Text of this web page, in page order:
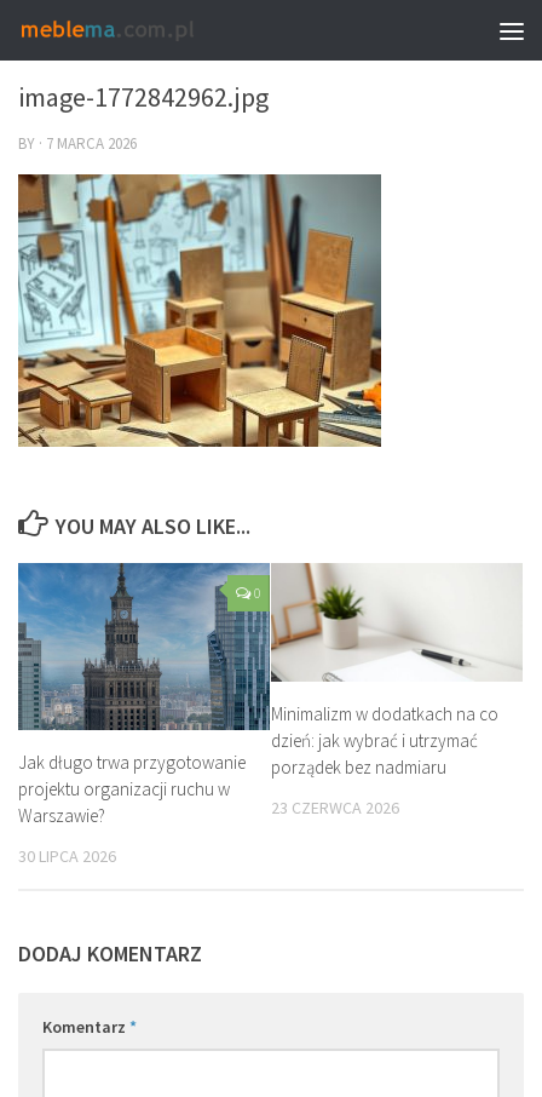
0
image-1772842962.jpg
BY · 7 MARCA 2026
YOU MAY ALSO LIKE...
0
Jak długo trwa przygotowanie
projektu organizacji ruchu w
Warszawie?
30 LIPCA 2026
Minimalizm w dodatkach na co
dzień: jak wybrać i utrzymać
porządek bez nadmiaru
23 CZERWCA 2026
DODAJ KOMENTARZ
Komentarz *